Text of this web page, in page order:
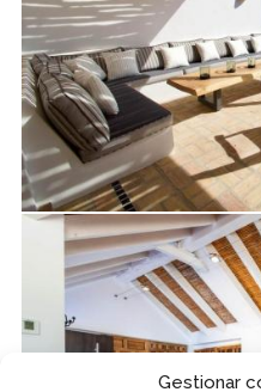
Gestionar